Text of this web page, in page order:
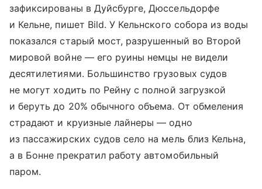
зафиксированы в Дуйсбурге, Дюссельдорфе
и Кельне, пишет Bild. У Кельнского собора из воды
показался старый мост, разрушенный во Второй
мировой войне — его руины немцы не видели
десятилетиями. Большинство грузовых судов
не могут ходить по Рейну с полной загрузкой
и беруть до 20% обычного объема. От обмеления
страдают и круизные лайнеры — одно
из пассажирских судов село на мель близ Кельна,
а в Бонне прекратил работу автомобильный
паром.